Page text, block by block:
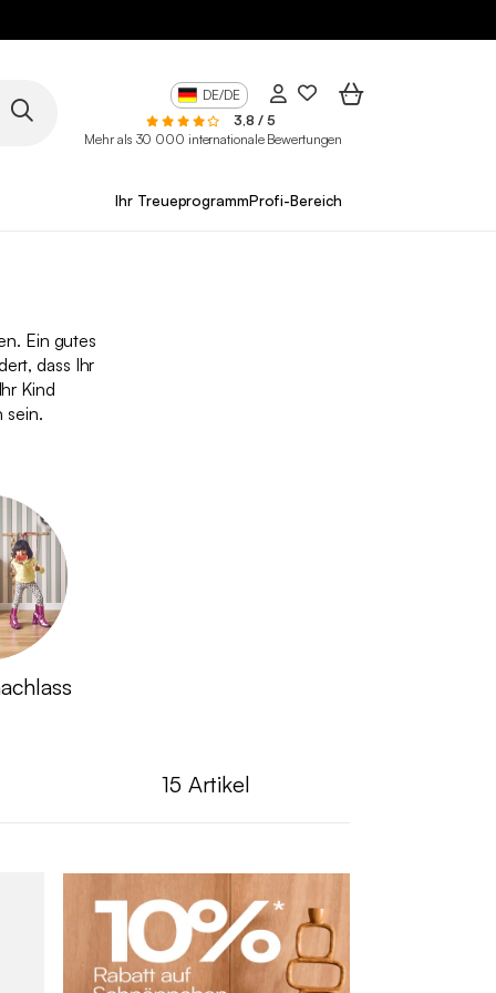
DE/DE
3,8 / 5
Mehr als 30 000 internationale Bewertungen
Ihr TreueprogrammProfi-Bereich
Ein gutes
dass Ihr
Kind
sein.
15 Artikel